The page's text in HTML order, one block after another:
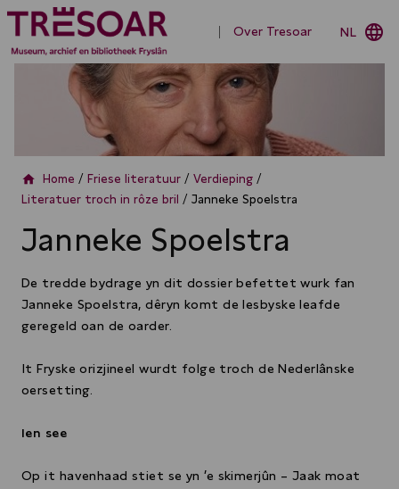
Over Tresoar NL language
home Home / Friese literatuur / Verdieping /
Literatuer troch in rôze bril / Janneke Spoelstra
Janneke Spoelstra
De tredde bydrage yn dit dossier befettet wurk fan
Janneke Spoelstra, dêryn komt de lesbyske leafde
geregeld oan de oarder.
It Fryske orizjineel wurdt folge troch de Nederlânske
oersetting.
Ien see
Op it havenhaad stiet se yn ’e skimerjûn – Jaak moat